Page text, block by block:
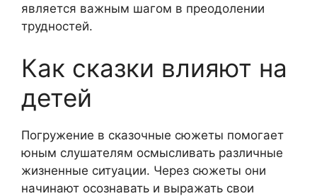
является важным шагом в преодолении
трудностей.
Как сказки влияют на
детей
Погружение в сказочные сюжеты помогает
юным слушателям осмысливать различные
жизненные ситуации. Через сюжеты они
начинают осознавать и выражать свои